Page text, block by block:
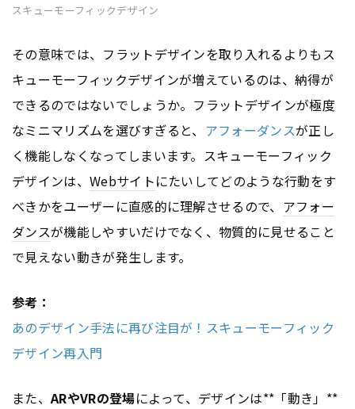
スキューモーフィックデザイン
その意味では、フラットデザインを取り入れるよりもス
キューモーフィックデザインが増えているのは、納得が
できるのではないでしょうか。フラットデザインが極度
なミニマリズムを選びすぎると、 アフォーダンスが正し
く機能しなくなってしまいます。スキューモーフィック
デザインは、 Webサイトにたいしてどのような行動をす
べきかをユーザーに直感的に理解させるので、 アフォー
ダンスが機能しやすいだけでなく、物質的に見せること
で見えない動きが発生します。
参考：
あのデザイン手法に再び注目が！スキューモーフィック
デザイン再入門
また、ARやVRの登場によって、デザインは**「動き」**